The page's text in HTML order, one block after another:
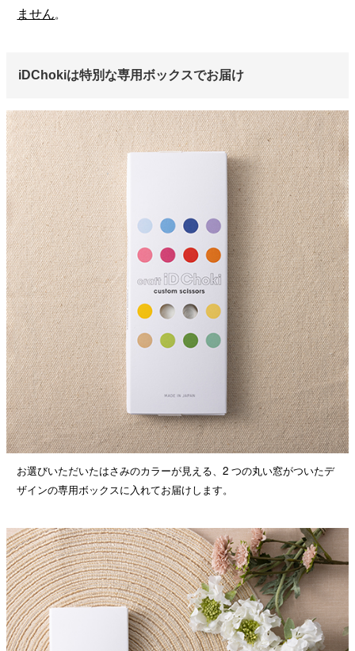
ません。
iDChokiは特別な専用ボックスでお届け
お選びいただいたはさみのカラーが見える、2 つの丸い窓がついたデ
ザインの専用ボックスに入れてお届けします。